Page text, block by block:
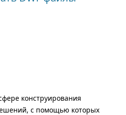
конструирования
с помощью которых